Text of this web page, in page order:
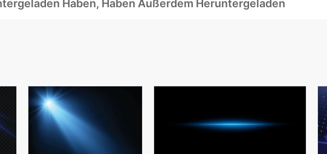
Haben, Haben Außerdem Heruntergeladen